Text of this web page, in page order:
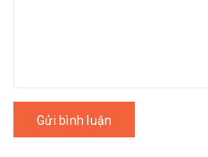
Gửi bình luận